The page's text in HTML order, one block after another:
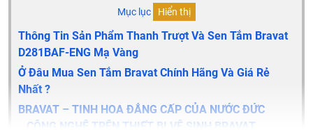
Mục lục Hiển thị
Thông Tin Sản Phẩm Thanh Trượt Và Sen Tắm Bravat
D281BAF-ENG Mạ Vàng
Ở Đâu Mua Sen Tắm Bravat Chính Hãng Và Giá Rẻ
Nhất ?
BRAVAT – TINH HOA ĐẲNG CẤP CỦA NƯỚC ĐỨC
CÔNG NGHỆ TRÊN THIẾT BỊ VỆ SINH BRAVAT